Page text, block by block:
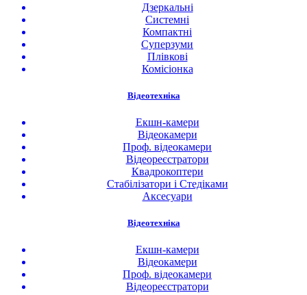
Дзеркальні
Системні
Компактні
Суперзуми
Плівкові
Комісіонка
Відеотехніка
Екшн-камери
Відеокамери
Проф. відеокамери
Відеореєстратори
Квадрокоптери
Стабілізатори і Стедіками
Аксесуари
Відеотехніка
Екшн-камери
Відеокамери
Проф. відеокамери
Відеореєстратори